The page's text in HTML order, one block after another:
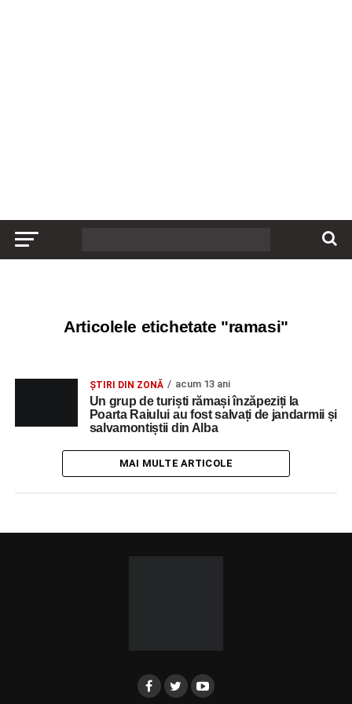
Articolele etichetate "ramasi"
ȘTIRI DIN ZONĂ acum 13 ani
Un grup de turiști rămași înzăpeziți la
Poarta Raiului au fost salvați de jandarmii și
salvamontiștii din Alba
MAI MULTE ARTICOLE